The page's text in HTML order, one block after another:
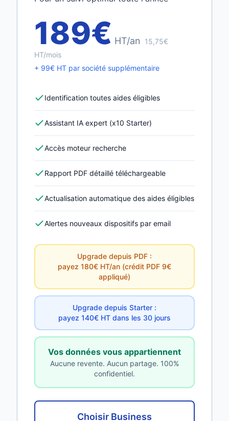
189€ HT/an
15,75€
HT/mois
+ 99€ HT par société supplémentaire
Identification toutes aides éligibles
Assistant IA expert (x10 Starter)
Accès moteur recherche
Rapport PDF détaillé téléchargeable
Actualisation automatique des aides éligibles
Alertes nouveaux dispositifs par email
Upgrade depuis PDF :
payez 180€ HT/an (crédit PDF 9€
appliqué)
Upgrade depuis Starter :
payez 140€ HT dans les 30 jours
Vos données vous appartiennent
Aucune revente. Aucun partage. 100%
confidentiel.
Choisir Business